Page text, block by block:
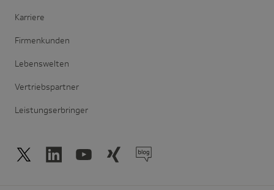
Karriere
Firmenkunden
Lebenswelten
Vertriebspartner
Leistungserbringer